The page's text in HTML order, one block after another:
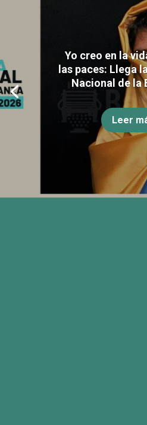
Yo creo en la
las paces: Llega
Nacional de la
Leer